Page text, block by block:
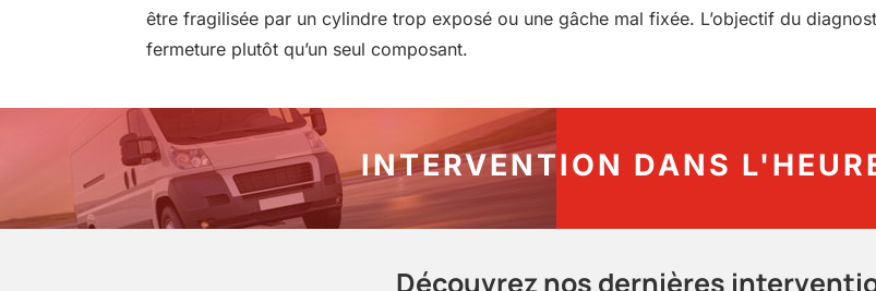
être fragilisée par un cylindre trop exposé ou une gâche mal fixée. L’objectif du
fermeture plutôt qu’un seul composant.
INTERVENTION DANS
Découvrez nos dernières